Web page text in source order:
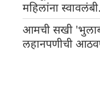
महिलांना स्वावलंबी
बनवण्यासाठी
योजना सुरु
आमची सखी
लहानपणीची